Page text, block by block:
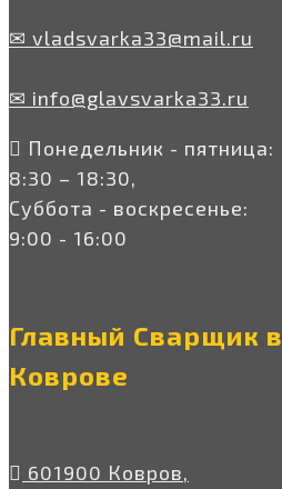
✉ vladsvarka33@mail.ru
✉ info@glavsvarka33.ru
Понедельник - пятница:
8:30 – 18:30,
Суббота - воскресенье:
9:00 - 16:00
Главный Сварщик в
Коврове
601900 Ковров,